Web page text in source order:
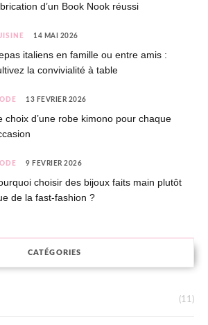
d’un Book Nook réussi
14 MAI 2026
italiens en famille ou entre amis :
la convivialité à table
13 FÉVRIER 2026
choix d’une robe kimono pour chaque
9 FÉVRIER 2026
choisir des bijoux faits main plutôt
de la fast-fashion ?
CATÉGORIES
(11)